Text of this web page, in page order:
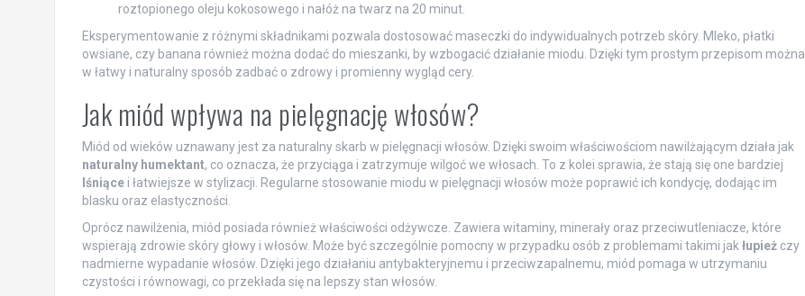
roztopionego oleju kokosowego i nałóż na twarz na 20 minut.
Eksperymentowanie z różnymi składnikami pozwala dostosować maseczki do indywidualnych potrzeb skóry. Mleko, płatki
owsiane, czy banana również można dodać do mieszanki, by wzbogacić działanie miodu. Dzięki tym prostym przepisom można
w łatwy i naturalny sposób zadbać o zdrowy i promienny wygląd cery.
Jak miód wpływa na pielęgnację włosów?
Miód od wieków uznawany jest za naturalny skarb w pielęgnacji włosów. Dzięki swoim właściwościom nawilżającym działa jak
naturalny humektant, co oznacza, że przyciąga i zatrzymuje wilgoć we włosach. To z kolei sprawia, że stają się one bardziej
lśniącei łatwiejsze w stylizacji. Regularne stosowanie miodu w pielęgnacji włosów może poprawić ich kondycję, dodając im
blasku oraz elastyczności.
Oprócz nawilżenia, miód posiada również właściwości odżywcze. Zawiera witaminy, minerały oraz przeciwutleniacze, które
wspierają zdrowie skóry głowy i włosów. Może być szczególnie pomocny w przypadku osób z problemami takimi jak łupieżczy
nadmierne wypadanie włosów. Dzięki jego działaniu antybakteryjnemu i przeciwzapalnemu, miód pomaga w utrzymaniu
czystości i równowagi, co przekłada się na lepszy stan włosów.